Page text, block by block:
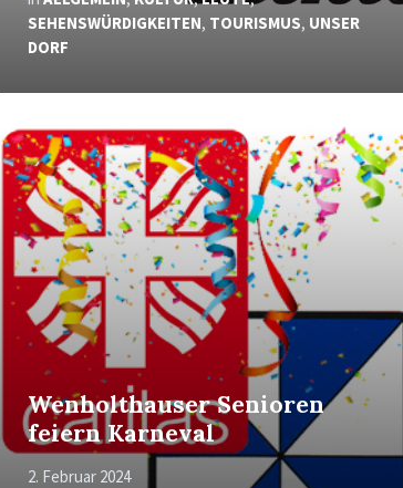
SEHENSWÜRDIGKEITEN, TOURISMUS, UNSER
DORF
Wenholthauser Senioren
feiern Karneval
2. Februar 2024
Mehr
erfahren